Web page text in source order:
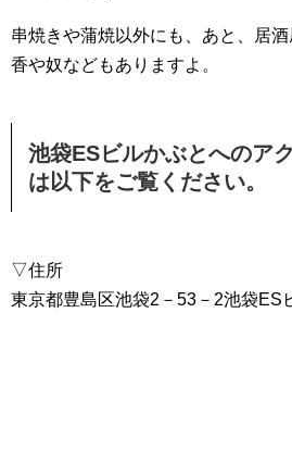
串焼きや蒲焼以外にも、あと、居
香や奴などもありますよ。
池袋ESビルかぶとへのア
は以下をご覧ください。
▽住所
東京都豊島区池袋2－53－2池袋ES